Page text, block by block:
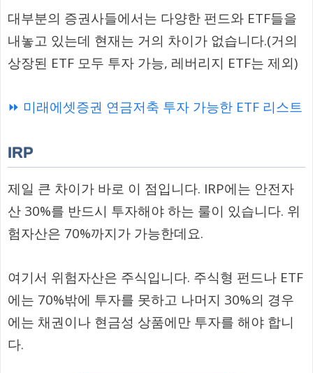
대부분의 증권사들에서는 다양한 펀드와 ETF들을
내놓고 있는데 현재는 거의 차이가 없습니다.(거의
상장된 ETF 모두 투자 가능, 레버리지 ETF는 제외)
⏩ 미래에셋증권 연금저축 투자 가능한 ETF 리스트
IRP
제일 큰 차이가 바로 이 점입니다. IRP에는 안전자
산 30%를 반드시 투자해야 하는 룰이 있습니다. 위
험자산은 70%까지가 가능한데요.
여기서 위험자산은 주식입니다. 주식형 펀드나 ETF
에는 70%밖에 투자를 못하고 나머지 30%의 경우
에는 채권이나 현금성 상품에만 투자를 해야 합니
다.